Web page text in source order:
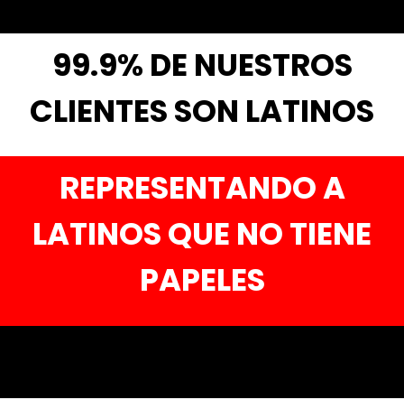
99.9% DE NUESTROS
CLIENTES SON LATINOS
REPRESENTANDO A
LATINOS QUE NO TIENE
PAPELES